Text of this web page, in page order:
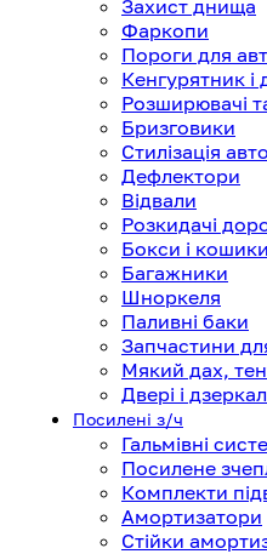
Захист днища
Фаркопи
Пороги для
Кенгурятник і
Розширювачі
Бризговики
Стилізація авто
Дефлектори
Відвали
Розкидачі
Бокси і
Багажники
Шноркеля
Паливні баки
Запчастини
Мякий дах,
Двері і
Посилені з/ч
Гальмівні
Посилене
Комплекти
Амортизатори
Стійки